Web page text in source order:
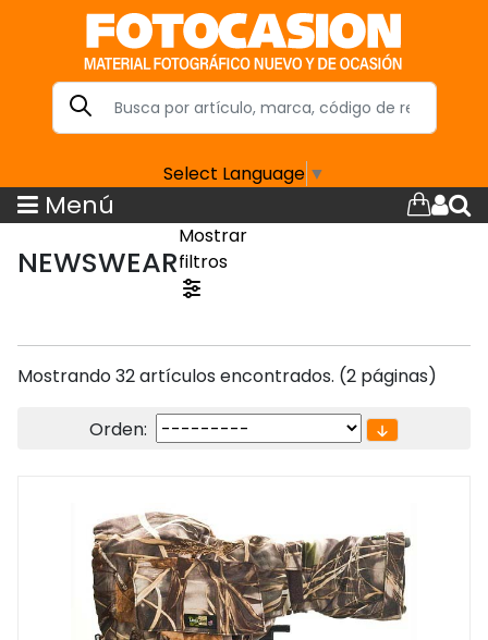
Select Language ▼
Menú
NEWSWEAR
Mostrar
filtros
Mostrando 32 artículos encontrados. (2 páginas)
Orden: